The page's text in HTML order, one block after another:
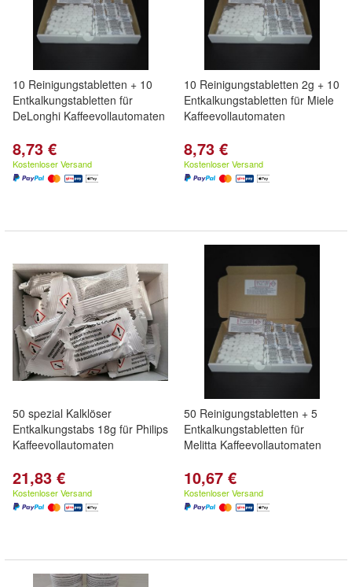
10 Reinigungstabletten + 10
Entkalkungstabletten für
DeLonghi Kaffeevollautomaten
8,73 €
Kostenloser Versand
10 Reinigungstabletten 2g + 10
Entkalkungstabletten für Miele
Kaffeevollautomaten
8,73 €
Kostenloser Versand
50 spezial Kalklöser
Entkalkungstabs 18g für Philips
Kaffeevollautomaten
21,83 €
Kostenloser Versand
50 Reinigungstabletten + 5
Entkalkungstabletten für
Melitta Kaffeevollautomaten
10,67 €
Kostenloser Versand